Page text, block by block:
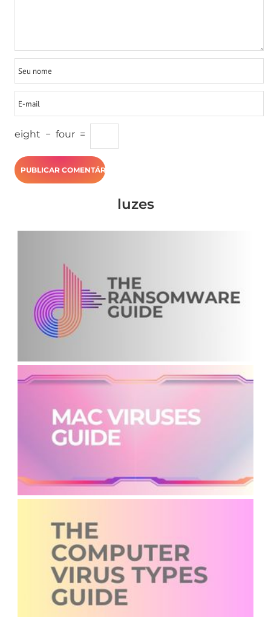
eight − four =
luzes